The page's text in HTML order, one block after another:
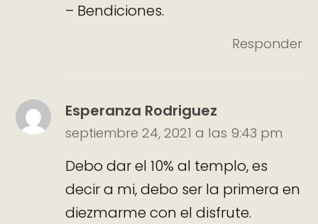
– Bendiciones.
Responder
Esperanza Rodriguez
septiembre 24, 2021 a las 9:43 pm
Debo dar el 10% al templo, es
decir a mi, debo ser la primera en
diezmarme con el disfrute.